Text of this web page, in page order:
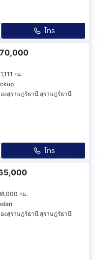
โทร
กม.
องสุราษฎร์ธานี สุราษฎร์ธานี
โทร
กม.
องสุราษฎร์ธานี สุราษฎร์ธานี